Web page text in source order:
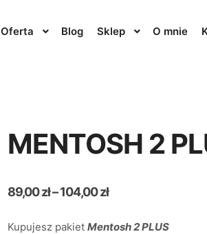
Oferta Blog Sklep O mnie
MENTOSH 2
89,00zł–104,00zł
Kupujesz pakietMentosh2 PLUS